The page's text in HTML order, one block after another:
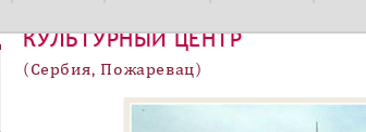
КУЛЬТУРНЫЙ ЦЕНТР
(Сербия, Пожаревац)